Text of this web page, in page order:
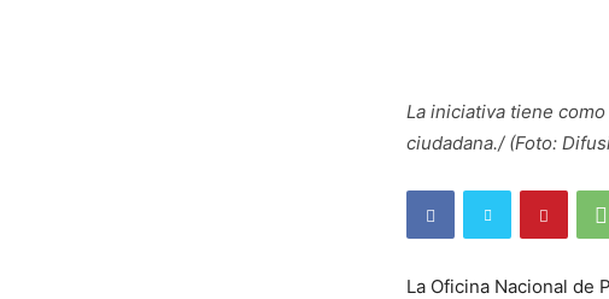
La iniciativa tiene
ciudadana./ (Foto:
La Oficina Nacional de